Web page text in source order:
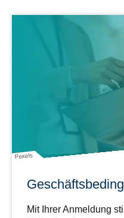
Pexels
Mit Ihrer Anmeldung